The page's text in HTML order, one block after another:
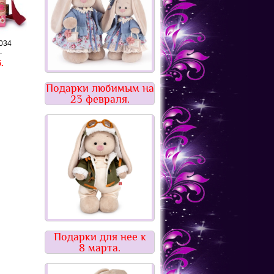
Подарки любимым на
23 февраля.
Подарки для нее к
8 марта.